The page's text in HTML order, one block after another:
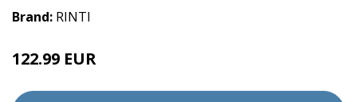
Brand: RINTI
122.99 EUR